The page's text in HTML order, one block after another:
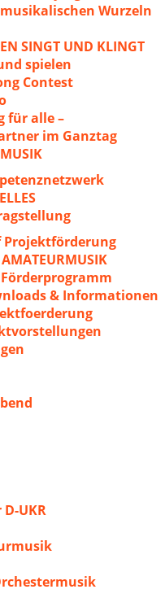
Wurzeln
SINGT UND KLINGT
spielen
Contest
für alle –
im Ganztag
Projektförderung
Förderprogramm
& Informationen
UKR